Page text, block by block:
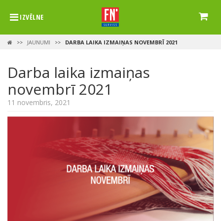
IZVĒLNE
>> JAUNUMI >> DARBA LAIKA IZMAIŅAS NOVEMBRĪ 2021
Darba laika izmaiņas
novembrī 2021
11 novembris, 2021